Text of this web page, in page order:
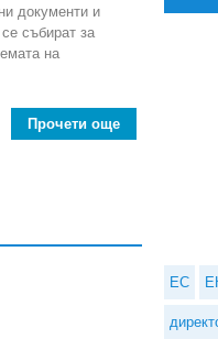
документи и
събират за
на
Прочети още
about
ЕС